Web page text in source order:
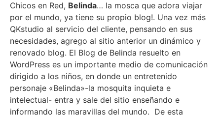
Chicos en Red, Belinda… la mosca que adora viajar
por el mundo, ya tiene su propio blog!. Una vez más
QKstudio al servicio del cliente, pensando en sus
necesidades, agrego al sitio anterior un dinámico y
renovado blog. El Blog de Belinda resuelto en
WordPress es un importante medio de comunicación
dirigido a los niños, en donde un entretenido
personaje «Belinda»-la mosquita inquieta e
intelectual- entra y sale del sitio enseñando e
informando las maravillas del mundo. De esta